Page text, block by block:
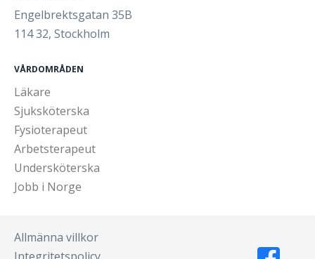
Engelbrektsgatan 35B
114 32, Stockholm
VÅRDOMRÅDEN
Läkare
Sjuksköterska
Fysioterapeut
Arbetsterapeut
Undersköterska
Jobb i Norge
Allmänna villkor
Integritetspolicy